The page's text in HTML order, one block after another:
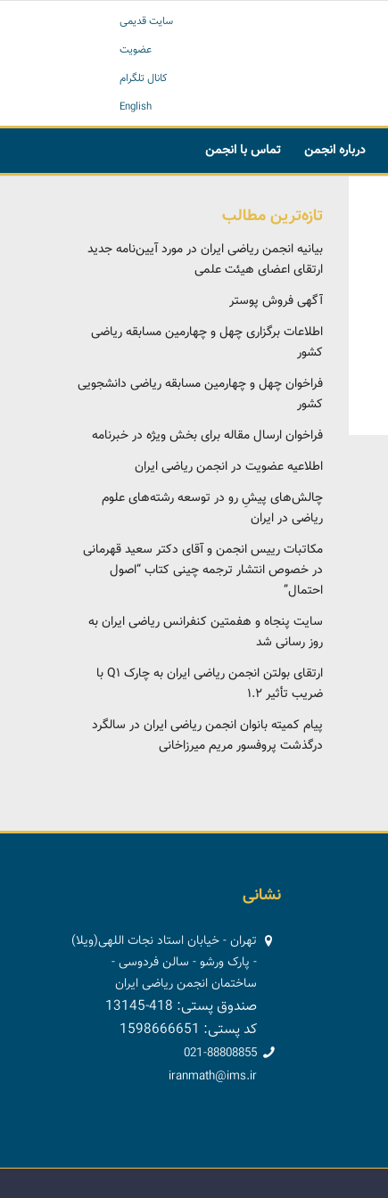
سایت قدیمی
عضویت
کانال تلگرام
English
درباره انجمن تماس با انجمن
تازه‌ترین مطالب
بیانیه انجمن ریاضی ایران در مورد آیین‌نامه جدید
ارتقای اعضای هیئت علمی
آگهی فروش پوستر
اطلاعات برگزاری چهل و چهارمین مسابقه ریاضی
کشور
فراخوان چهل و چهارمین مسابقه ریاضی دانشجویی
کشور‎‎
فراخوان ارسال مقاله برای بخش ویژه در خبرنامه
اطلاعیه عضویت در انجمن ریاضی ایران
چالش‌های پیشِ رو در توسعه رشته‌های علوم
ریاضی در ایران
مکاتبات رییس انجمن و آقای دکتر سعید قهرمانی
در خصوص انتشار ترجمه چینی کتاب “اصول
احتمال”
سایت پنجاه و هفمتین کنفرانس ریاضی ایران به
روز رسانی شد
ارتقای بولتن انجمن ریاضی ایران به چارک Q1 با
ضریب تأثیر ۱.۲
پیام کمیته بانوان انجمن ریاضی ایران در سالگرد
درگذشت پروفسور مریم میرزاخانی
نشانی
تهران - خیابان استاد نجات اللهی(ویلا)
- پارک ورشو - سالن فردوسی -
ساختمان انجمن ریاضی ایران
صندوق پستی: 418-13145
کد پستی: 1598666651
021-88808855
iranmath@ims.ir